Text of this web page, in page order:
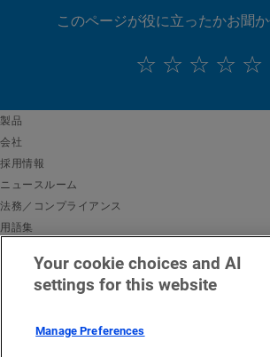
このページが役に立ったかお聞
製品
クラウドコンピューティング
セキュリティ
コンテンツデリバリー
すべての製品とトライアル
グローバルサービス
会社
会社情報
リーダーシップ
受賞歴
取締役会
イノベーションのためのインフラ
インベスタリレーションズ
倫理規定
採用情報
採用情報
Akamai で働く
学生と新卒者
インクルーシブな職場環境
求人情報を検索
カルチャーブログ
ニュースルーム
ニュースルーム
プレスリリース
Akamai 関連ニュース
メディア向けリソース
法務／コンプライアンス
法務
情報セキュリティコンプライアンス
Privacy Trust Center
プライバシー保護方針
EUデジタルサービス法（DSA）
用語集
API セキュリティとは
CDN とは
クラウドコンピューティングとは
DDoS 攻撃とは
EMEA における法的通知サービス稼働状況
日本語
English
Deutsch
Español
Français
Italiano
Português
中文
日本語Your cookie choices and AI
settings for this website
Manage Preferences